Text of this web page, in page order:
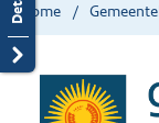
Home